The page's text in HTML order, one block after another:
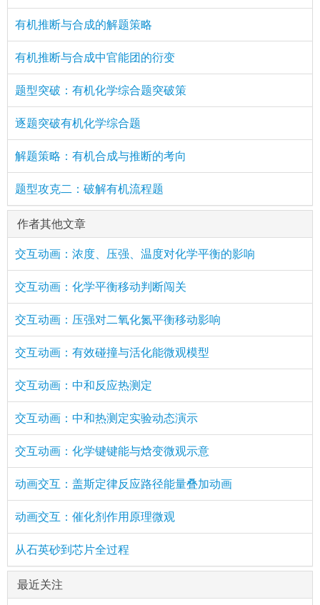
有机推断与合成的解题策略
有机推断与合成中官能团的衍变
题型突破：有机化学综合题突破策
逐题突破有机化学综合题
解题策略：有机合成与推断的考向
题型攻克二：破解有机流程题
作者其他文章
交互动画：浓度、压强、温度对化学平衡的影响
交互动画：化学平衡移动判断闯关
交互动画：压强对二氧化氮平衡移动影响
交互动画：有效碰撞与活化能微观模型
交互动画：中和反应热测定
交互动画：中和热测定实验动态演示
交互动画：化学键键能与焓变微观示意
动画交互：盖斯定律反应路径能量叠加动画
动画交互：催化剂作用原理微观
从石英砂到芯片全过程
最近关注